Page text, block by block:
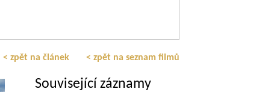
< zpět na článek < zpět na seznam filmů
Související záznamy